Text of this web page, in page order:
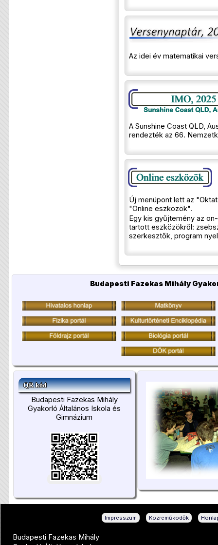
Az idei év matematikai
A Sunshine Coast QLD,
rendezték az 66.
Új menüpont lett az
"Online eszközök".
Egy kis gyűjtemény az
tartott eszközökről:
szerkesztők, program
Budapesti Fazekas Mihály
QR kód
Budapesti Fazekas Mihály
Gyakorló Általános Iskola és
Gimnázium
Impresszum Közreműködők
Budapesti Fazekas Mihály